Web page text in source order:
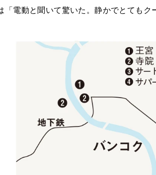
「電動と聞いて驚いた。静かでとてもク